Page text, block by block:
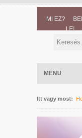
MI EZ?
LE!
MENU
Itt vagy most: